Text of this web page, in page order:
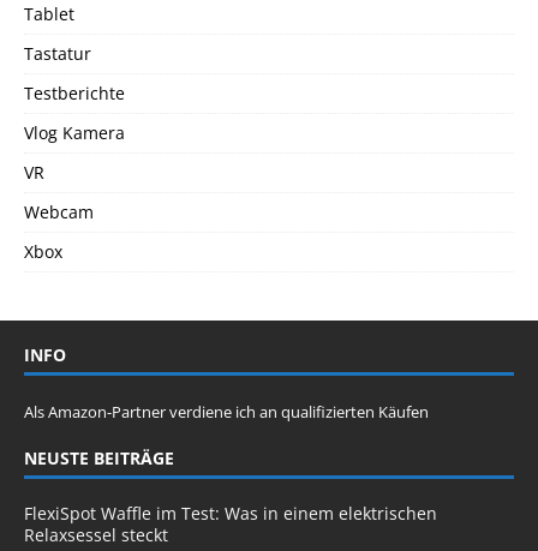
Tablet
Tastatur
Testberichte
Vlog Kamera
VR
Webcam
Xbox
INFO
Als Amazon-Partner verdiene ich an qualifizierten Käufen
NEUSTE BEITRÄGE
FlexiSpot Waffle im Test: Was in einem elektrischen
Relaxsessel steckt